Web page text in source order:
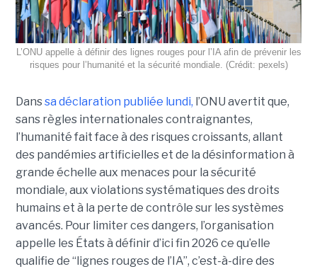
L’ONU appelle à définir des lignes rouges pour l’IA afin de prévenir les
risques pour l’humanité et la sécurité mondiale. (Crédit: pexels)
Danssa déclaration publiée lundi, l’ONU avertit que,
sans règles internationales contraignantes,
l’humanité fait face à des risques croissants, allant
des pandémies artificielles et de la désinformation à
grande échelle aux menaces pour la sécurité
mondiale, aux violations systématiques des droits
humains et à la perte de contrôle sur les systèmes
avancés. Pour limiter ces dangers, l’organisation
appelle les États à définir d’ici fin 2026 ce qu’elle
qualifie de “lignes rouges de l’IA”, c’est-à-dire des